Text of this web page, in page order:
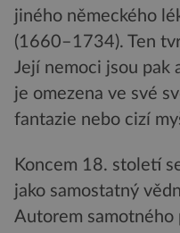
jiného německého
(1660–1734). Ten
Její nemoci jsou pak
je omezena ve své
fantazie nebo cizí
Koncem 18. století
jako samostatný
Autorem samotného